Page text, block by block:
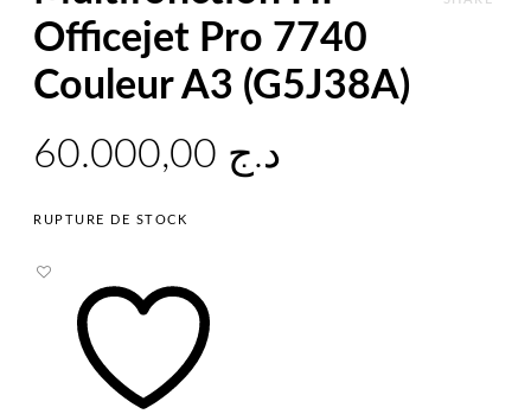
Officejet Pro 7740
Couleur A3 (G5J38A)
د.ج
RUPTURE DE STOCK